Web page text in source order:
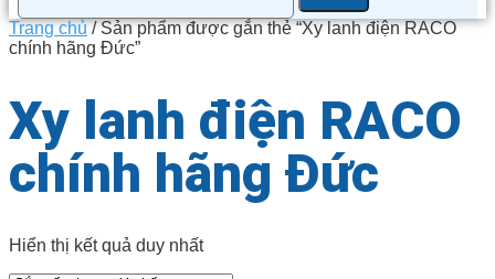
Trang chủ/ Sản phẩm được gắn thẻ “Xy lanh điện RACO
chính hãng Đức”
Xy lanh điện RACO
chính hãng Đức
Hiển thị kết quả duy nhất